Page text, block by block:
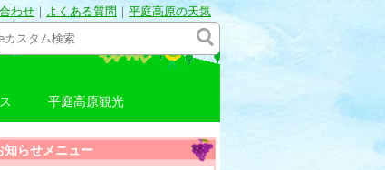
わせ ｜ よくある質問 ｜ 平庭高原の天気
平庭高原観光
知らせメニュー